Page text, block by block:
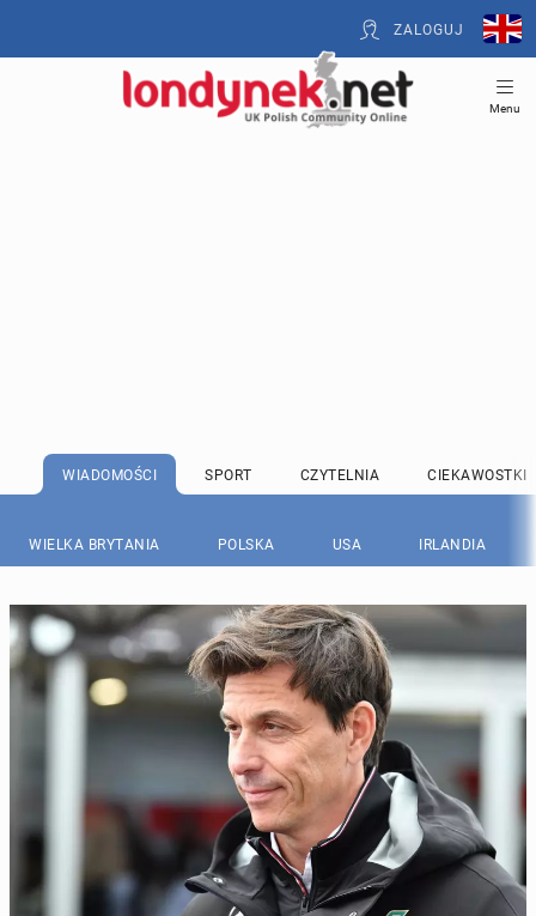
ZALOGUJ
Menu
WIADOMOŚCI SPORT CZYTELNIA CIEKAWOSTKI
WIELKA BRYTANIA POLSKA USA IRLANDIA